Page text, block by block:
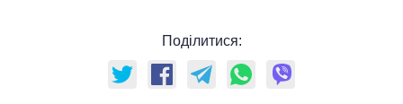
Поділитися: